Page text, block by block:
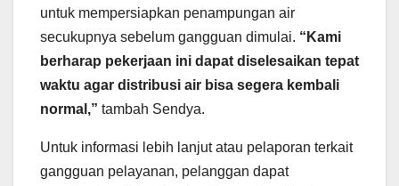
untuk mempersiapkan penampungan air
secukupnya sebelum gangguan dimulai. “Kami
berharap pekerjaan ini dapat diselesaikan tepat
waktu agar distribusi air bisa segera kembali
normal,” tambah Sendya.
Untuk informasi lebih lanjut atau pelaporan terkait
gangguan pelayanan, pelanggan dapat